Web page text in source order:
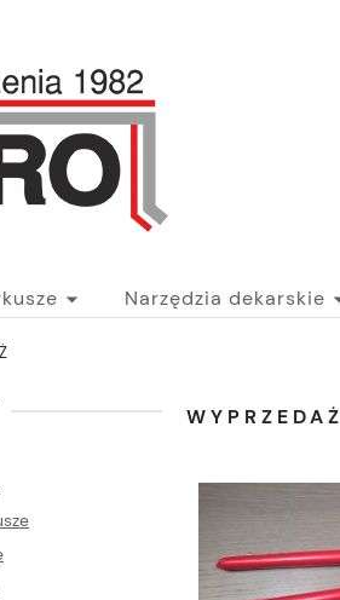
Narzędzia dekarskie
WYPRZEDAŻ